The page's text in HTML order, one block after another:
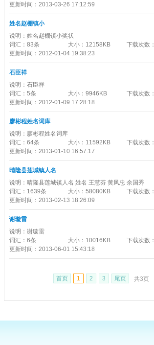
更新时间： 2013-03-26 17:12:59
姓名赵棚镇小
说明： 姓名赵棚镇小奖状
词汇： 83条 大小： 12158KB 下载次数：
更新时间： 2012-01-04 19:38:23
石臣祥
说明： 石臣祥
词汇： 5条 大小： 9946KB 下载次数：
更新时间： 2012-01-09 17:28:18
廖彬程姓名词库
说明： 廖彬程姓名词库
词汇： 64条 大小： 11592KB 下载次数：
更新时间： 2013-01-10 16:57:17
晴隆县莲城镇人名
说明： 晴隆县莲城镇人名 姓名 王慧芬 黄凤忠 余国秀
词汇： 1639条 大小： 58080KB 下载次数：
更新时间： 2013-02-13 18:26:09
谢璇雷
说明： 谢璇雷
词汇： 6条 大小： 10016KB 下载次数：
更新时间： 2013-06-01 15:43:18
首页 1 2 3 尾页 共3页